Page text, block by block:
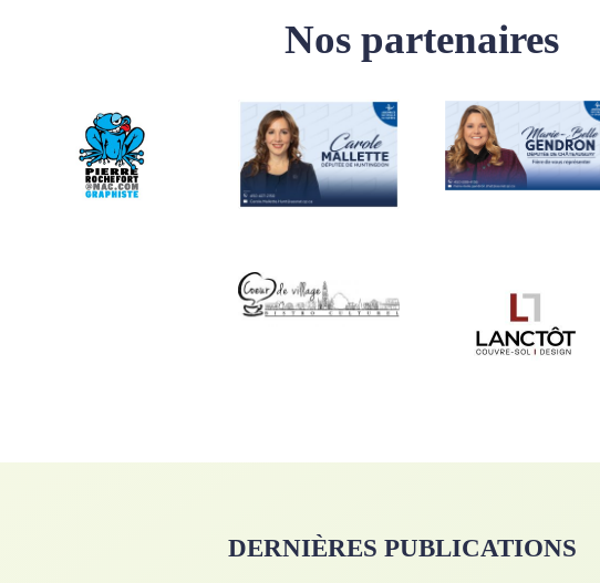
Nos partenaires
DERNIÈRES PUBLICATIONS